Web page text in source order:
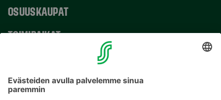
OSUUSKAUPAT
TOIMIPAIKAT